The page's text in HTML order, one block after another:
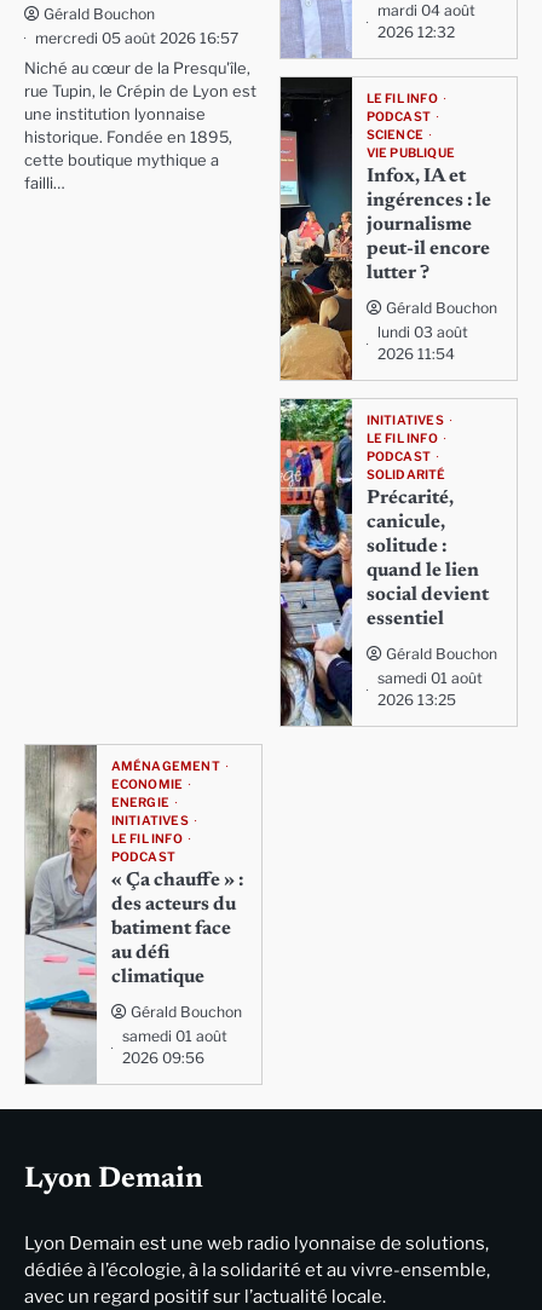
Gérald Bouchon
mercredi 05 août 2026 16:57
Niché au cœur de la Presqu'île,
rue Tupin, le Crépin de Lyon est
une institution lyonnaise
historique. Fondée en 1895,
cette boutique mythique a
failli…
mardi 04 août
2026 12:32
LE FIL INFO
PODCAST
SCIENCE
VIE PUBLIQUE
Infox, IA et
ingérences : le
journalisme
peut-il encore
lutter ?
Gérald Bouchon
lundi 03 août
2026 11:54
INITIATIVES
LE FIL INFO
PODCAST
SOLIDARITÉ
Précarité,
canicule,
solitude :
quand le lien
social devient
essentiel
Gérald Bouchon
samedi 01 août
2026 13:25
AMÉNAGEMENT
ECONOMIE
ENERGIE
INITIATIVES
LE FIL INFO
PODCAST
« Ça chauffe » :
des acteurs du
batiment face
au défi
climatique
Gérald Bouchon
samedi 01 août
2026 09:56
Lyon Demain
Lyon Demain est une web radio lyonnaise de solutions,
dédiée à l’écologie, à la solidarité et au vivre-ensemble,
avec un regard positif sur l’actualité locale.